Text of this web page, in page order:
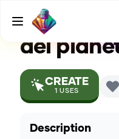
héroes
del
CREATE
1 USES
Description